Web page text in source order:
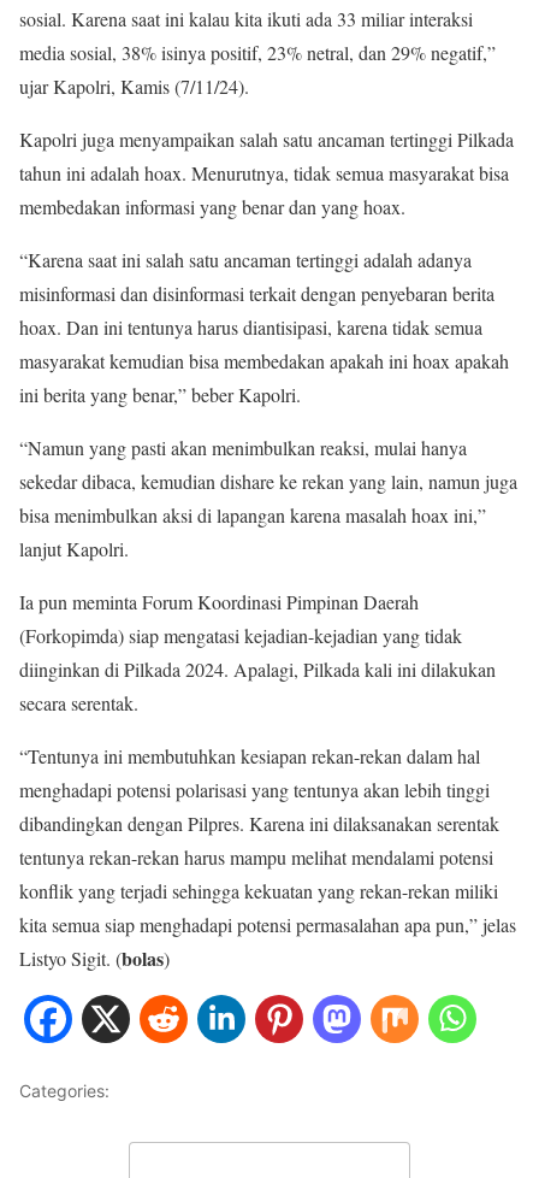
sosial. Karena saat ini kalau kita ikuti ada 33 miliar interaksi
media sosial, 38% isinya positif, 23% netral, dan 29% negatif,”
ujar Kapolri, Kamis (7/11/24).
Kapolri juga menyampaikan salah satu ancaman tertinggi Pilkada
tahun ini adalah hoax. Menurutnya, tidak semua masyarakat bisa
membedakan informasi yang benar dan yang hoax.
“Karena saat ini salah satu ancaman tertinggi adalah adanya
misinformasi dan disinformasi terkait dengan penyebaran berita
hoax. Dan ini tentunya harus diantisipasi, karena tidak semua
masyarakat kemudian bisa membedakan apakah ini hoax apakah
ini berita yang benar,” beber Kapolri.
“Namun yang pasti akan menimbulkan reaksi, mulai hanya
sekedar dibaca, kemudian dishare ke rekan yang lain, namun juga
bisa menimbulkan aksi di lapangan karena masalah hoax ini,”
lanjut Kapolri.
Ia pun meminta Forum Koordinasi Pimpinan Daerah
(Forkopimda) siap mengatasi kejadian-kejadian yang tidak
diinginkan di Pilkada 2024. Apalagi, Pilkada kali ini dilakukan
secara serentak.
“Tentunya ini membutuhkan kesiapan rekan-rekan dalam hal
menghadapi potensi polarisasi yang tentunya akan lebih tinggi
dibandingkan dengan Pilpres. Karena ini dilaksanakan serentak
tentunya rekan-rekan harus mampu melihat mendalami potensi
konflik yang terjadi sehingga kekuatan yang rekan-rekan miliki
kita semua siap menghadapi potensi permasalahan apa pun,” jelas
Listyo Sigit. (bolas)
Categories: